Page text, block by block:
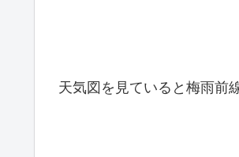
天気図を見ていると梅雨前